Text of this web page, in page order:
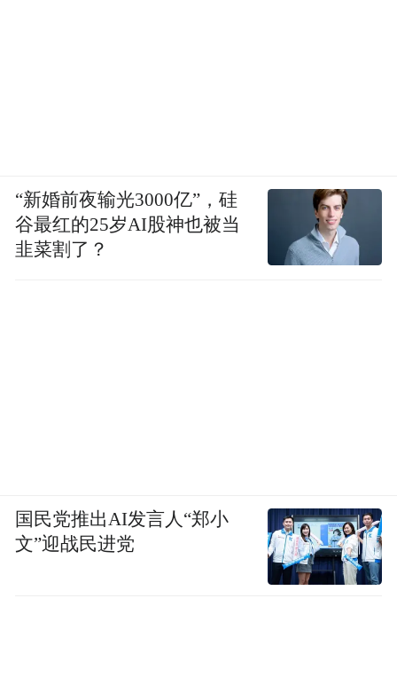
“新婚前夜输光3000亿”，硅
谷最红的25岁AI股神也被当
韭菜割了？
国民党推出AI发言人“郑小
文”迎战民进党